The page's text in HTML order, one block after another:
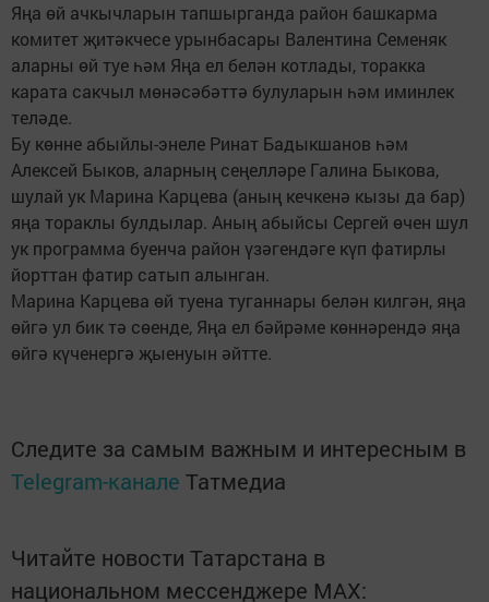
Яңа өй ачкычларын тапшырганда район башкарма
комитет җитәкчесе урынбасары Валентина Семеняк
аларны өй туе һәм Яңа ел белән котлады, торакка
карата сакчыл мөнәсәбәттә булуларын һәм иминлек
теләде.
Бу көнне абыйлы-энеле Ринат Бадыкшанов һәм
Алексей Быков, аларның сеңелләре Галина Быкова,
шулай ук Марина Карцева (аның кечкенә кызы да бар)
яңа тораклы булдылар. Аның абыйсы Сергей өчен шул
ук программа буенча район үзәгендәге күп фатирлы
йорттан фатир сатып алынган.
Марина Карцева өй туена туганнары белән килгән, яңа
өйгә ул бик тә сөенде, Яңа ел бәйрәме көннәрендә яңа
өйгә күченергә җыенуын әйтте.
Следите за самым важным и интересным в
Telegram-канале Татмедиа
Читайте новости Татарстана в
национальном мессенджере MАХ: